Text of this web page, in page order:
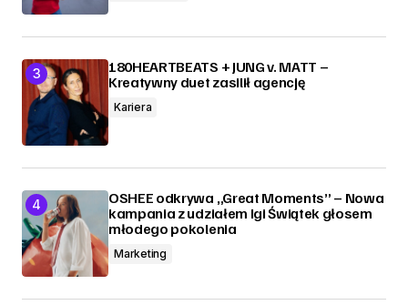
180HEARTBEATS + JUNG v. MATT –
Kreatywny duet zasilił agencję
Kariera
OSHEE odkrywa „Great Moments” – Nowa
kampania z udziałem Igi Świątek głosem
młodego pokolenia
Marketing